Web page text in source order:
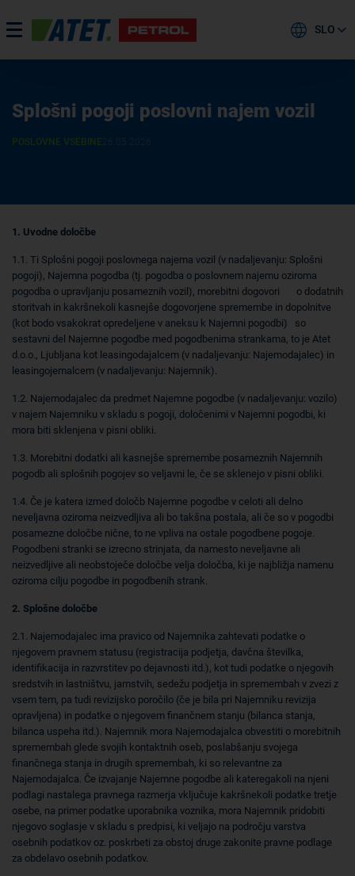
SLO
Splošni pogoji poslovni najem vozil
26.05.2026
1. Uvodne določbe
1.1. Ti Splošni pogoji poslovnega najema vozil (v nadaljevanju: Splošni
pogoji), Najemna pogodba (tj. pogodba o poslovnem najemu oziroma
pogodba o upravljanju posameznih vozil), morebitni dogovori o dodatnih
storitvah in kakršnekoli kasnejše dogovorjene spremembe in dopolnitve
(kot bodo vsakokrat opredeljene v aneksu k Najemni pogodbi) so
sestavni del Najemne pogodbe med pogodbenima strankama, to je Atet
d.o.o., Ljubljana kot leasingodajalcem (v nadaljevanju: Najemodajalec) in
leasingojemalcem (v nadaljevanju: Najemnik).
1.2. Najemodajalec da predmet Najemne pogodbe (v nadaljevanju: vozilo)
v najem Najemniku v skladu s pogoji, določenimi v Najemni pogodbi, ki
mora biti sklenjena v pisni obliki.
1.3. Morebitni dodatki ali kasnejše spremembe posameznih Najemnih
pogodb ali splošnih pogojev so veljavni le, če se sklenejo v pisni obliki.
1.4. Če je katera izmed določb Najemne pogodbe v celoti ali delno
neveljavna oziroma neizvedljiva ali bo takšna postala, ali če so v pogodbi
posamezne določbe nične, to ne vpliva na ostale pogodbene pogoje.
Pogodbeni stranki se izrecno strinjata, da namesto neveljavne ali
neizvedljive ali neobstoječe določbe velja določba, ki je najbližja namenu
oziroma cilju pogodbe in pogodbenih strank.
2. Splošne določbe
2.1. Najemodajalec ima pravico od Najemnika zahtevati podatke o
njegovem pravnem statusu (registracija podjetja, davčna številka,
identifikacija in razvrstitev po dejavnosti itd.), kot tudi podatke o njegovih
sredstvih in lastništvu, jamstvih, sedežu podjetja in spremembah v zvezi z
vsem tem, pa tudi revizijsko poročilo (če je bila pri Najemniku revizija
opravljena) in podatke o njegovem finančnem stanju (bilanca stanja,
bilanca uspeha itd.). Najemnik mora Najemodajalca obvestiti o morebitnih
spremembah glede svojih kontaktnih oseb, poslabšanju svojega
finančnega stanja in drugih spremembah, ki so relevantne za
Najemodajalca. Če izvajanje Najemne pogodbe ali kateregakoli na njeni
podlagi nastalega pravnega razmerja vključuje kakršnekoli podatke tretje
osebe, na primer podatke uporabnika voznika, mora Najemnik pridobiti
njegovo soglasje v skladu s predpisi, ki veljajo na področju varstva
osebnih podatkov oz. poskrbeti za obstoj druge zakonite pravne podlage
za obdelavo osebnih podatkov.